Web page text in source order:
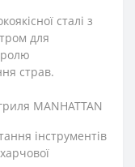
сталі з
для
страв.
MANHATTAN
інструментів